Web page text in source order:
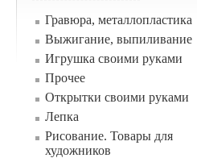
Гравюра, металлопластика
Выжигание, выпиливание
Игрушка своими руками
Прочее
Открытки своими руками
Лепка
Рисование. Товары для
художников